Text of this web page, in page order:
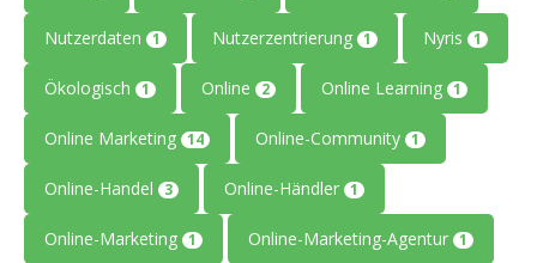
Nutzerdaten 1 Nutzerzentrierung 1 Nyris 1
Ökologisch 1 Online 2 Online Learning 1
Online Marketing 14 Online-Community 1
Online-Handel 3 Online-Händler 1
Online-Marketing 1 Online-Marketing-Agentur 1